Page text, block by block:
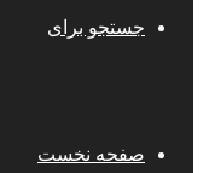
جستجو برای
صفحه نخست